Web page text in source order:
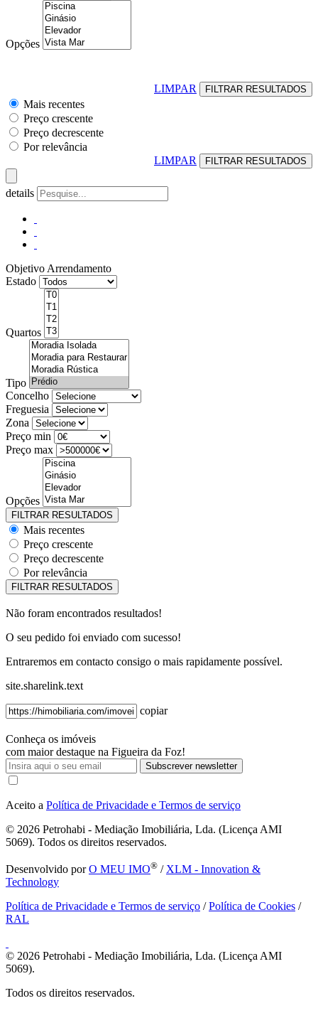
Opções
LIMPAR
Mais recentes
Preço crescente
Preço decrescente
Por relevância
LIMPAR
details
Objetivo Arrendamento
Estado
Quartos
Tipo
Concelho
Freguesia
Zona
Preço min
Preço max
Opções
Mais recentes
Preço crescente
Preço decrescente
Por relevância
Não foram encontrados resultados!
O seu pedido foi enviado com sucesso!
Entraremos em contacto consigo o mais rapidamente possível.
site.sharelink.text
copiar
Conheça os imóveis
com maior destaque na Figueira da Foz!
Subscrever newsletter
Aceito a Política de Privacidade e Termos de serviço
© 2026 Petrohabi - Mediação Imobiliária, Lda. (Licença AMI
5069). Todos os direitos reservados.
Desenvolvido porO MEU IMO® / XLM - Innovation &
Technology
Política de Privacidade e Termos de serviço /Política de Cookies /
RAL
© 2026 Petrohabi - Mediação Imobiliária, Lda. (Licença AMI
5069).
Todos os direitos reservados.